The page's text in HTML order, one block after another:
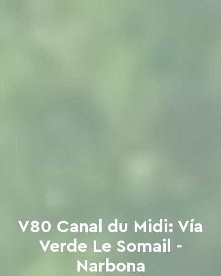
V80 Canal du Midi: Vía
Verde Le Somail -
Narbona